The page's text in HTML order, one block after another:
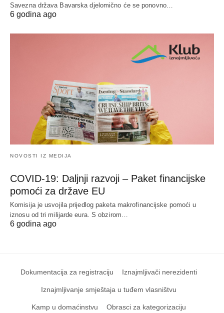
Savezna država Bavarska djelomično će se ponovno…
6 godina ago
NOVOSTI IZ MEDIJA
COVID-19: Daljnji razvoji – Paket financijske
pomoći za države EU
Komisija je usvojila prijedlog paketa makrofinancijske pomoći u
iznosu od tri milijarde eura. S obzirom…
6 godina ago
Dokumentacija za registraciju Iznajmljivači nerezidenti
Iznajmljivanje smještaja u tuđem vlasništvu
Kamp u domaćinstvu Obrasci za kategorizaciju